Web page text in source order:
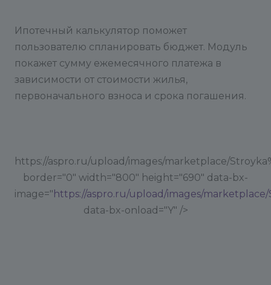
Ипотечный калькулятор поможет
пользователю спланировать бюджет. Модуль
покажет сумму ежемесячного платежа в
зависимости от стоимости жилья,
первоначального взноса и срока погашения.
https://aspro.ru/upload/images/marketplace/
border="0" width="800" height="690" data-bx-
image=" https://aspro.ru/upload/images/
data-bx-onload="Y" />